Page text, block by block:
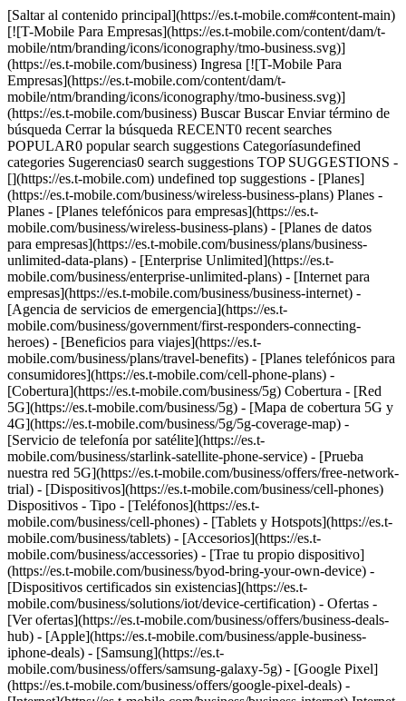
[Saltar al contenido principal](https://es.t-mobile.com#content-main)
[![T-Mobile Para Empresas](https://es.t-mobile.com/content/dam/t-
mobile/ntm/branding/icons/iconography/tmo-business.svg)]
(https://es.t-mobile.com/business) Ingresa [![T-Mobile Para
Empresas](https://es.t-mobile.com/content/dam/t-
mobile/ntm/branding/icons/iconography/tmo-business.svg)]
(https://es.t-mobile.com/business) Buscar Buscar Enviar término de
búsqueda Cerrar la búsqueda RECENT0 recent searches
POPULAR0 popular search suggestions Categoríasundefined
categories Sugerencias0 search suggestions TOP SUGGESTIONS -
[](https://es.t-mobile.com) undefined top suggestions - [Planes]
(https://es.t-mobile.com/business/wireless-business-plans) Planes -
Planes - [Planes telefónicos para empresas](https://es.t-
mobile.com/business/wireless-business-plans) - [Planes de datos
para empresas](https://es.t-mobile.com/business/plans/business-
unlimited-data-plans) - [Enterprise Unlimited](https://es.t-
mobile.com/business/enterprise-unlimited-plans) - [Internet para
empresas](https://es.t-mobile.com/business/business-internet) -
[Agencia de servicios de emergencia](https://es.t-
mobile.com/business/government/first-responders-connecting-
heroes) - [Beneficios para viajes](https://es.t-
mobile.com/business/plans/travel-benefits) - [Planes telefónicos para
consumidores](https://es.t-mobile.com/cell-phone-plans) -
[Cobertura](https://es.t-mobile.com/business/5g) Cobertura - [Red
5G](https://es.t-mobile.com/business/5g) - [Mapa de cobertura 5G y
4G](https://es.t-mobile.com/business/5g/5g-coverage-map) -
[Servicio de telefonía por satélite](https://es.t-
mobile.com/business/starlink-satellite-phone-service) - [Prueba
nuestra red 5G](https://es.t-mobile.com/business/offers/free-network-
trial) - [Dispositivos](https://es.t-mobile.com/business/cell-phones)
Dispositivos - Tipo - [Teléfonos](https://es.t-
mobile.com/business/cell-phones) - [Tablets y Hotspots](https://es.t-
mobile.com/business/tablets) - [Accesorios](https://es.t-
mobile.com/business/accessories) - [Trae tu propio dispositivo]
(https://es.t-mobile.com/business/byod-bring-your-own-device) -
[Dispositivos certificados sin existencias](https://es.t-
mobile.com/business/solutions/iot/device-certification) - Ofertas -
[Ver ofertas](https://es.t-mobile.com/business/offers/business-deals-
hub) - [Apple](https://es.t-mobile.com/business/apple-business-
iphone-deals) - [Samsung](https://es.t-
mobile.com/business/offers/samsung-galaxy-5g) - [Google Pixel]
(https://es.t-mobile.com/business/offers/google-pixel-deals) -